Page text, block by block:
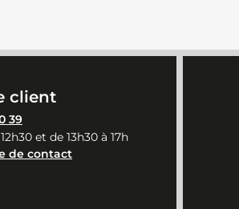
client
39
et de 13h30 à 17h
de contact